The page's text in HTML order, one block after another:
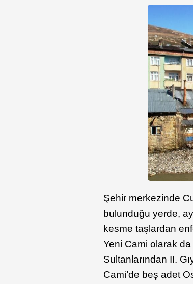
Şehir merkezinde
bulunduğu yerde,
kesme taşlardan
Yeni Cami olarak da
Sultanlarından II.
Cami’de beş adet